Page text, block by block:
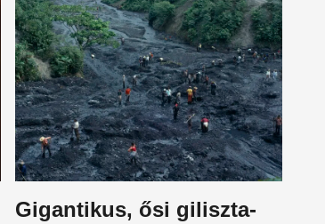
Gigantikus, ősi giliszta-